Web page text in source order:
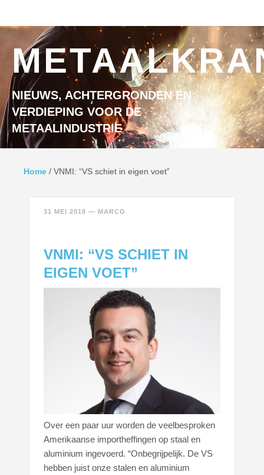
NIEUWS, ACHTERGRONDEN EN
VERDIEPING VOOR DE
METAALINDUSTRIE
Home / VNMI: “VS schiet in eigen voet”
31 MEI 2018 — MARCO
VNMI: “VS SCHIET IN
EIGEN VOET”
Over een paar uur worden de veelbesproken
Amerikaanse importheffingen op staal en
aluminium ingevoerd. “Onbegrijpelijk. De VS
hebben juist onze stalen en aluminium